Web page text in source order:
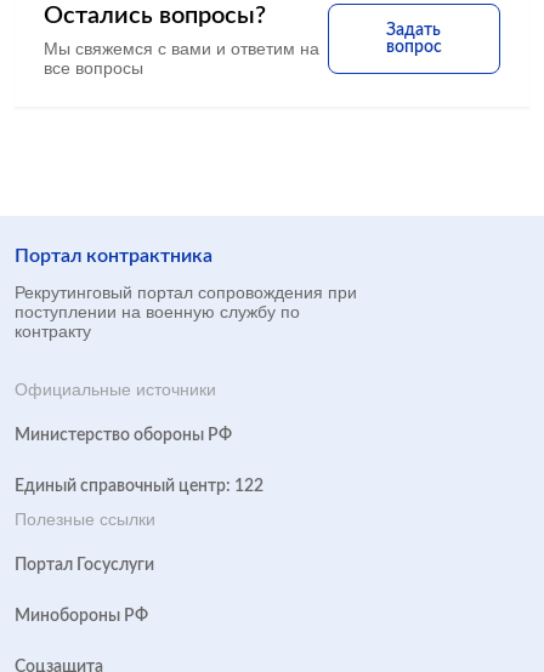
Остались вопросы?
Мы свяжемся с вами и ответим на
все вопросы
Задать
вопрос
Портал контрактника
Рекрутинговый портал сопровождения при
поступлении на военную службу по
контракту
Официальные источники
Министерство обороны РФ
Единый справочный центр: 122
Полезные ссылки
Портал Госуслуги
Минобороны РФ
Соцзащита